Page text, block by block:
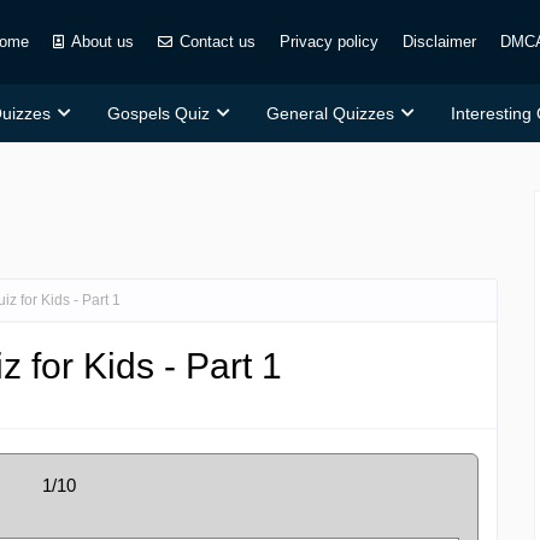
About us Contact us Privacy policy Disclaimer
Gospels Quiz General Quizzes Interesting
for Kids - Part 1
for Kids - Part 1
1/10